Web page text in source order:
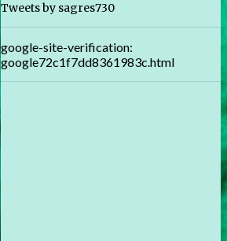
Tweets by sagres730
google-site-verification:
google72c1f7dd8361983c.html